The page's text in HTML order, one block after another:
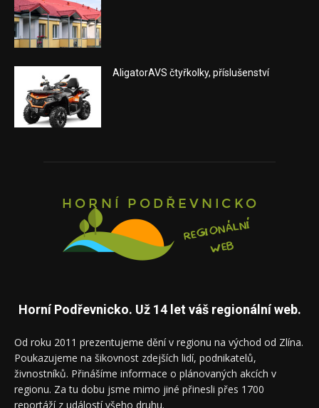
AligatorAVS čtyřkolky, příslušenství
Horní Podřevnicko. Už 14 let váš regionální web.
Od roku 2011 prezentujeme dění v regionu na východ od Zlína.
Poukazujeme na šikovnost zdejších lidí, podnikatelů,
živnostníků. Přinášíme informace o plánovaných akcích v
regionu. Za tu dobu jsme mimo jiné přinesli přes 1700
reportáží z událostí všeho druhu.